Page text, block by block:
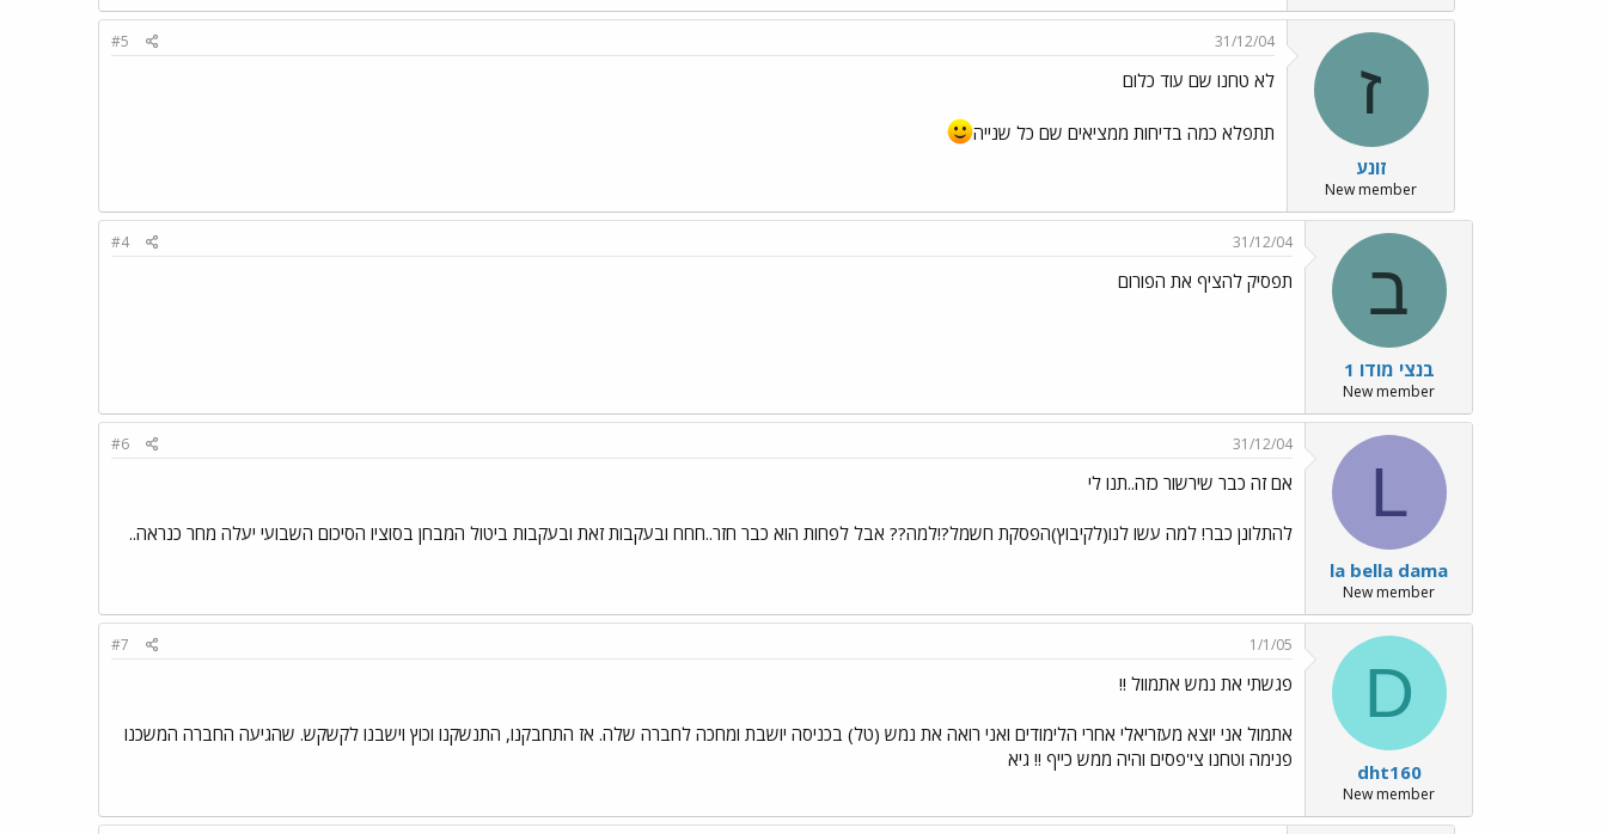
ז
זונע
New member
31/12/04
#5
לא טחנו שם עוד כלום
תתפלא כמה בדיחות ממציאים שם כל שנייה
ב
בנצי מודו 1
New member
31/12/04
#4
תפסיק להציף את הפורום
L
la bella dama
New member
31/12/04
#6
אם זה כבר שירשור כזה..תנו לי
להתלונן כבר! למה עשו לנו(לקיבוץ)הפסקת חשמל?!למה?? אבל לפחות הוא כבר חזר..חחח ובעקבות זאת ובעקבות ביטול המבחן בסוציו הסיכום השבועי יעלה מחר כנראה..
D
dht160
New member
1/1/05
#7
פגשתי את נמש אתמוול !!
אתמול אני יוצא מעזריאלי אחרי הלימודים ואני רואה את נמש (טל) בכניסה יושבת ומחכה לחברה שלה. אז התחבקנו, התנשקנו וכוץ וישבנו לקשקש. שהגיעה החברה המשכנו
פנימה וטחנו צי'פסים והיה ממש כייף !! גיא